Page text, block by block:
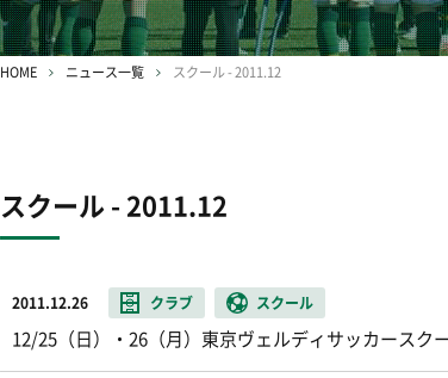
HOME ニュース一覧 スクール - 2011.12
スクール - 2011.12
2011.12.26 クラブ スクール
12/25（日）・26（月）東京ヴェルディサッカースク